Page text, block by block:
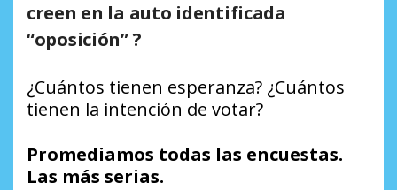
creen en la auto identificada
“oposición” ?
¿Cuántos tienen esperanza? ¿Cuántos
tienen la intención de votar?
Promediamos todas las encuestas.
Las más serias.